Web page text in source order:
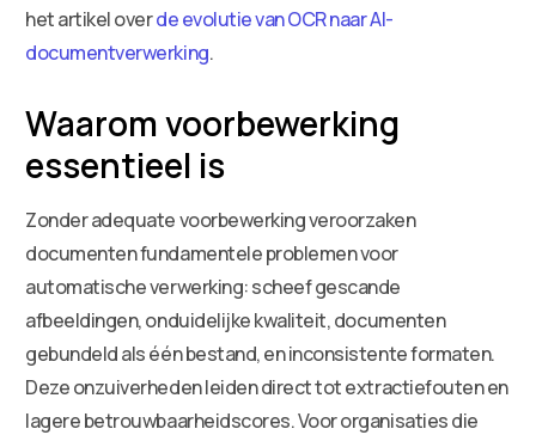
het artikel overde evolutie van OCR naar AI-
documentverwerking.
Waarom voorbewerking
essentieel is
Zonder adequate voorbewerking veroorzaken
documenten fundamentele problemen voor
automatische verwerking: scheef gescande
afbeeldingen, onduidelijke kwaliteit, documenten
gebundeld als één bestand, en inconsistente formaten.
Deze onzuiverheden leiden direct tot extractiefouten en
lagere betrouwbaarheidscores. Voor organisaties die